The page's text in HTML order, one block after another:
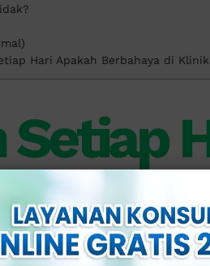
Hari Apakah Berbahaya di
mungkin bisa jadi